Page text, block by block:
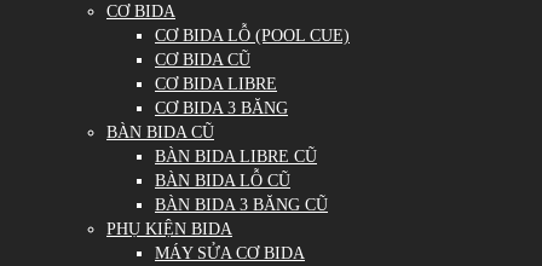
CƠ BIDA
CƠ BIDA LỖ (POOL CUE)
CƠ BIDA CŨ
CƠ BIDA LIBRE
CƠ BIDA 3 BĂNG
BÀN BIDA CŨ
BÀN BIDA LIBRE CŨ
BÀN BIDA LỖ CŨ
BÀN BIDA 3 BĂNG CŨ
PHỤ KIỆN BIDA
MÁY SỬA CƠ BIDA